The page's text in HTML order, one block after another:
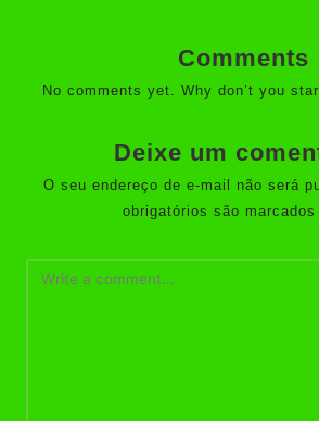
Comments
No comments yet. Why don’t you
Deixe um
O seu endereço de e-mail não será
obrigatórios são marcados